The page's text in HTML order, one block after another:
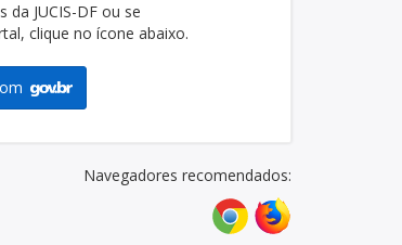
da JUCIS-DF ou se
clique no ícone abaixo.
Navegadores recomendados: